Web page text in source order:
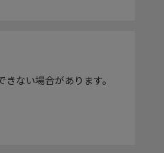
ない場合があります。